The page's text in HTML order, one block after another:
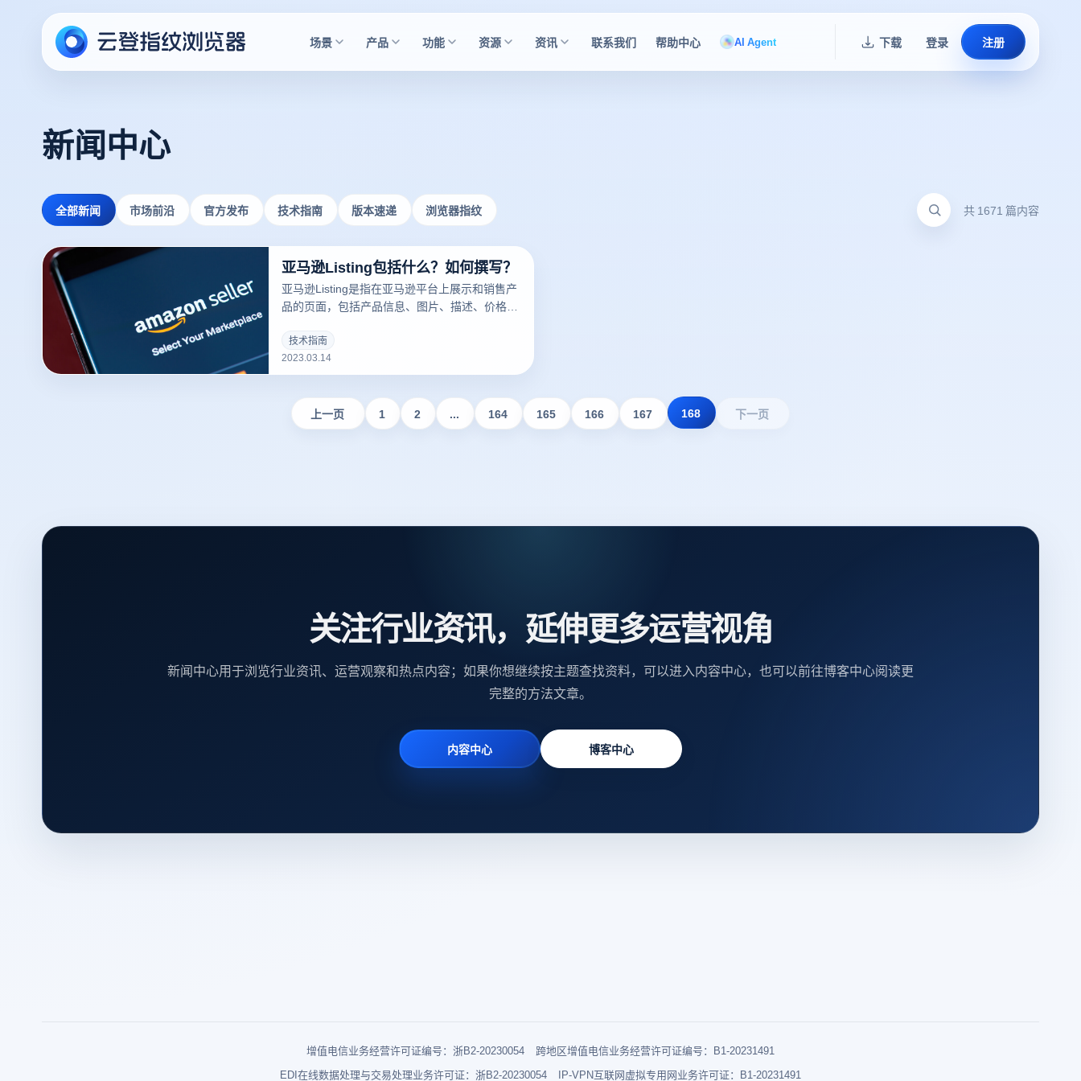
场景 产品 功能 资源 资讯 联系我们 帮助中心 AI Agent 下载 登录 注册
新闻中心
全部新闻 市场前沿 官方发布 技术指南 版本速递 浏览器指纹 共 1671 篇内容
亚马逊Listing包括什么？如何撰写？
亚马逊Listing是指在亚马逊平台上展示和销售产
品的页面，包括产品信息、图片、描述、价格、
可以吸引更多的潜在买家，增加销量。以下云登
录指纹浏览器关于亚马逊Listing包括什么？如何
撰写？的一些建议。
技术指南
2023.03.14
上一页 1 2 ... 164 165 166 167 168 下一页
关注行业资讯，延伸更多运营视角
新闻中心用于浏览行业资讯、运营观察和热点内容；如果你想继续按主题查找资料，可以进入内容中心，也可以前往博客中心阅读更
完整的方法文章。
内容中心 博客中心
增值电信业务经营许可证编号：浙B2-20230054
跨地区增值电信业务经营许可证编号：B1-20231491
EDI在线数据处理与交易处理业务许可证：浙B2-20230054
IP-VPN互联网虚拟专用网业务许可证：B1-20231491